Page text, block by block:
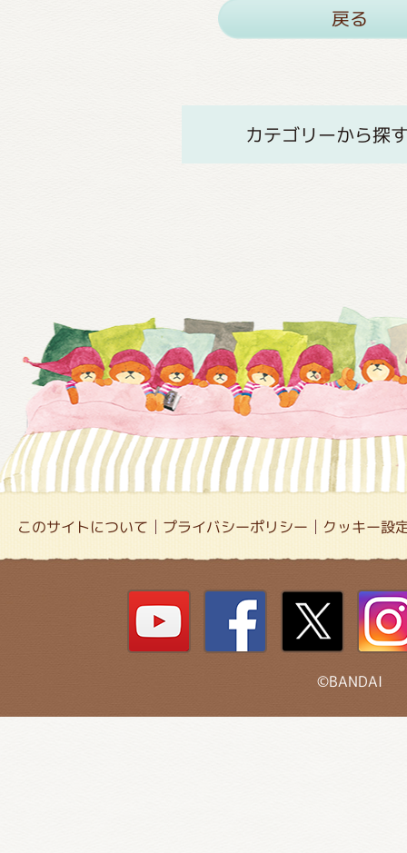
戻る
カテゴリーから探
このサイトについて プライバシーポリシー クッキー設
©BANDAI